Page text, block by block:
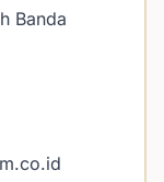
Banda